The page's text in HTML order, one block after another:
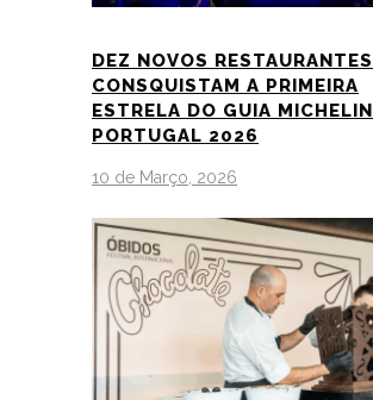
DEZ NOVOS RESTAURANTES
CONSQUISTAM A PRIMEIRA
ESTRELA DO GUIA MICHELIN
PORTUGAL 2026
10 de Março, 2026